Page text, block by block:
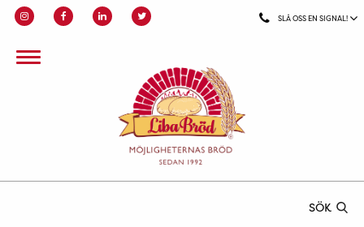
SLÅ OSS EN SIGNAL!
SÖK